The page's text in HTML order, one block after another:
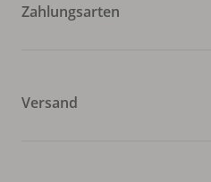
Zahlungsarten
Versand